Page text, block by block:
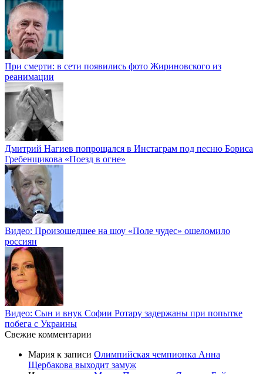
При смерти: в сети появились фото Жириновского из
реанимации
Дмитрий Нагиев попрощался в Инстаграм под песню Бориса
Гребенщикова «Поезд в огне»
Видео: Произошедшее на шоу «Поле чудес» ошеломило
россиян
Видео: Сын и внук Софии Ротару задержаны при попытке
побега с Украины
Свежие комментарии
Мария к записи Олимпийская чемпионка Анна
Щербакова выходит замуж